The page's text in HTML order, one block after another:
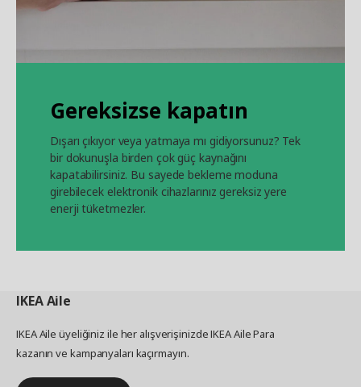
Gereksizse kapatın
Dışarı çıkıyor veya yatmaya mı gidiyorsunuz? Tek
bir dokunuşla birden çok güç kaynağını
kapatabilirsiniz. Bu sayede bekleme moduna
girebilecek elektronik cihazlarınız gereksiz yere
enerji tüketmezler.
IKEAAile
IKEA Aile üyeliğiniz ile her alışverişinizde IKEA Aile Para
kazanın ve kampanyaları kaçırmayın.